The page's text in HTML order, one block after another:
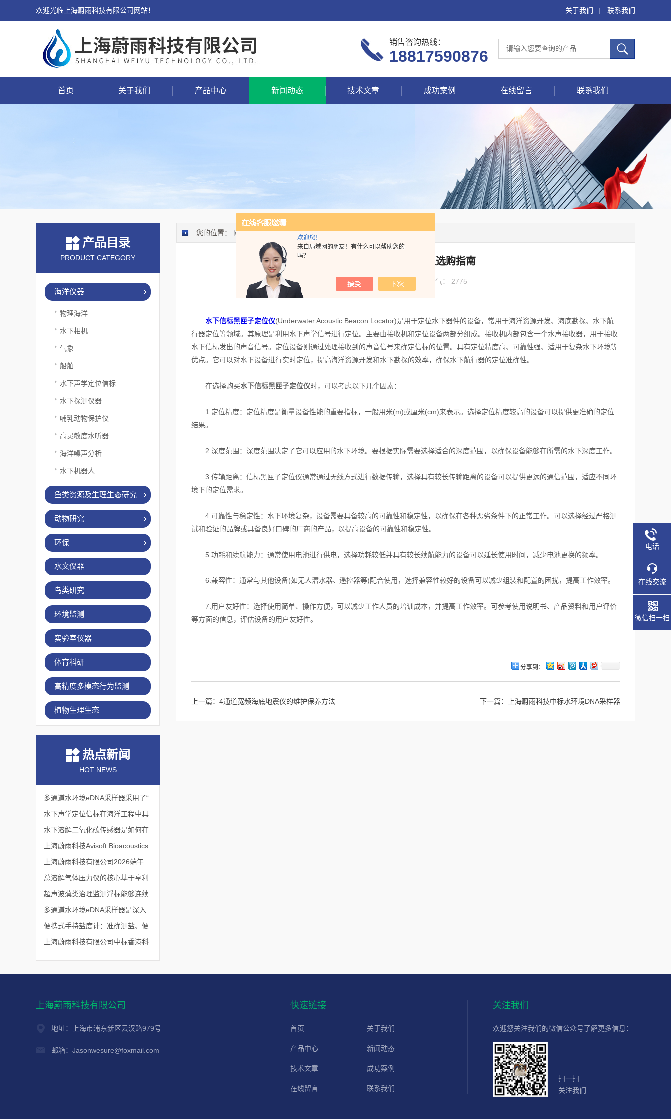
欢迎您！
来自局域网的朋友！有什么可以帮助您的
吗？
欢迎光临上海蔚雨科技有限公司网站！ 关于我们 | 联系我们
销售咨询热线：
18817590876
首页 关于我们 产品中心 新闻动态 技术文章 成功案例 在线留言 联系我们
产品目录
PRODUCT CATEGORY
海洋仪器
物理海洋
水下相机
气象
船舶
水下声学定位信标
水下探测仪器
哺乳动物保护仪
高灵敏度水听器
海洋噪声分析
水下机器人
鱼类资源及生理生态研究
动物研究
环保
水文仪器
鸟类研究
环境监测
实验室仪器
体育科研
高精度多模态行为监测
植物生理生态
热点新闻
HOT NEWS
您的位置： 网站首页>新闻资讯> 水下信标黑匣子定位仪选购指南
水下信标黑匣子定位仪选购指南
发布日期： 2023-08-07 浏览人气： 2775
水下信标黑匣子定位仪(Underwater Acoustic Beacon Locator)是用于定位水下器件的设备，常用于海洋资源开发、海底勘探、水下航
行器定位等领域。其原理是利用水下声学信号进行定位。主要由接收机和定位设备两部分组成。接收机内部包含一个水声接收器，用于接收
水下信标发出的声音信号。定位设备则通过处理接收到的声音信号来确定信标的位置。具有定位精度高、可靠性强、适用于复杂水下环境等
优点。它可以对水下设备进行实时定位，提高海洋资源开发和水下勘探的效率，确保水下航行器的定位准确性。
在选择购买水下信标黑匣子定位仪时，可以考虑以下几个因素：
1.定位精度：定位精度是衡量设备性能的重要指标，一般用米(m)或厘米(cm)来表示。选择定位精度较高的设备可以提供更准确的定位
结果。
2.深度范围：深度范围决定了它可以应用的水下环境。要根据实际需要选择适合的深度范围，以确保设备能够在所需的水下深度工作。
3.传输距离：信标黑匣子定位仪通常通过无线方式进行数据传输，选择具有较长传输距离的设备可以提供更远的通信范围，适应不同环
境下的定位需求。
4.可靠性与稳定性：水下环境复杂，设备需要具备较高的可靠性和稳定性，以确保在各种恶劣条件下的正常工作。可以选择经过严格测
试和验证的品牌或具备良好口碑的厂商的产品，以提高设备的可靠性和稳定性。
5.功耗和续航能力：通常使用电池进行供电，选择功耗较低并具有较长续航能力的设备可以延长使用时间，减少电池更换的频率。
6.兼容性：通常与其他设备(如无人潜水器、遥控器等)配合使用，选择兼容性较好的设备可以减少组装和配置的困扰，提高工作效率。
7.用户友好性：选择使用简单、操作方便，可以减少工作人员的培训成本，并提高工作效率。可参考使用说明书、产品资料和用户评价
等方面的信息，评估设备的用户友好性。
分享到：
上一篇： 4通道宽频海底地震仪的维护保养方法 下一篇： 上海蔚雨科技中标水环境DNA采样器
上海蔚雨科技有限公司
地址：上海市浦东新区云汉路979号
邮箱：Jasonwesure@foxmail.com
快速链接
首页 关于我们
产品中心 新闻动态
技术文章 成功案例
在线留言 联系我们
关注我们
欢迎您关注我们的微信公众号了解更多信息：
扫一扫
关注我们
电话
在线交流
微信扫一扫